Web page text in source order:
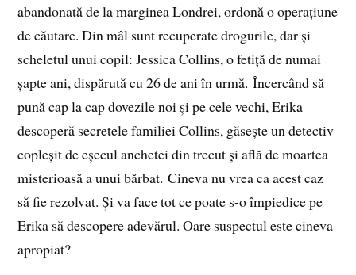
abandonată de la marginea Londrei, ordonă o operațiune
de căutare. Din mâl sunt recuperate drogurile, dar și
scheletul unui copil: Jessica Collins, o fetiță de numai
șapte ani, dispărută cu 26 de ani în urmă. Încercând să
pună cap la cap dovezile noi și pe cele vechi, Erika
descoperă secretele familiei Collins, găsește un detectiv
copleșit de eșecul anchetei din trecut și află de moartea
misterioasă a unui bărbat. Cineva nu vrea ca acest caz
să fie rezolvat. Și va face tot ce poate s-o împiedice pe
Erika să descopere adevărul. Oare suspectul este cineva
apropiat?